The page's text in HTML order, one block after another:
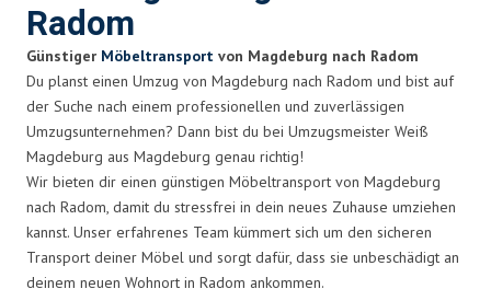
Radom
Günstiger Möbeltransport von Magdeburg nach Radom
Du planst einen Umzug von Magdeburg nach Radom und bist auf
der Suche nach einem professionellen und zuverlässigen
Umzugsunternehmen? Dann bist du bei Umzugsmeister Weiß
Magdeburg aus Magdeburg genau richtig!
Wir bieten dir einen günstigen Möbeltransport von Magdeburg
nach Radom, damit du stressfrei in dein neues Zuhause umziehen
kannst. Unser erfahrenes Team kümmert sich um den sicheren
Transport deiner Möbel und sorgt dafür, dass sie unbeschädigt an
deinem neuen Wohnort in Radom ankommen.